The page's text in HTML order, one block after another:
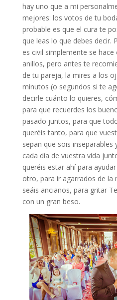
hay uno que a mi
mejores: los votos de tu
probable es que el cura te
que leas lo que debes decir.
es civil simplemente se
anillos, pero antes te
de tu pareja, la mires a los
minutos (o segundos si te
decirle cuánto lo quieres,
para que recuerdes los
pasado juntos, para que
queréis tanto, para que
sepan que sois inseparables
cada día de vuestra vida
queréis estar ahí para
otro, para ir agarrados de la
seáis ancianos, para gritar
con un gran beso.